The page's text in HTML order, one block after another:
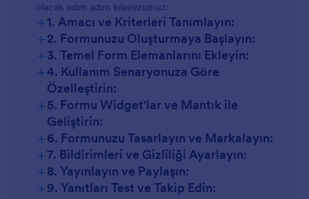
olacak adım adım kılavuzumuz:
+1. Amacı ve Kriterleri Tanımlayın:
+2. Formunuzu Oluşturmaya Başlayın:
+3. Temel Form Elemanlarını Ekleyin:
+4. Kullanım Senaryonuza Göre
Özelleştirin:
+5. Formu Widget'lar ve Mantık ile
Geliştirin:
+6. Formunuzu Tasarlayın ve Markalayın:
+7. Bildirimleri ve Gizliliği Ayarlayın:
+8. Yayınlayın ve Paylaşın:
+9. Yanıtları Test ve Takip Edin: